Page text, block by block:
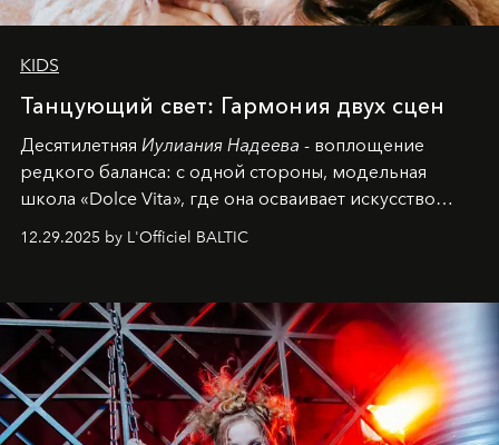
KIDS
Танцующий свет: Гармония двух сцен
Десятилетняя Иулиания Надеева - воплощение
редкого баланса: с одной стороны, модельная
школа «Dolce Vita», где она осваивает искусство
позы и образа, с другой - подготовительная
балетная студия при хореографическом училище,
танцевального пути за плечами.
12.29.2025 by L'Officiel BALTIC